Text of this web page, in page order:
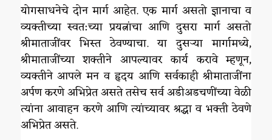
योगसाधनेचे दोन मार्ग आहेत. एक मार्ग असतो ज्ञानाचा व
व्यक्तीच्या स्वत:च्या प्रयत्नांचा आणि दुसरा मार्ग असतो
श्रीमाताजींवर भिस्त ठेवण्याचा. या दुसऱ्या मार्गामध्ये,
श्रीमाताजींच्या शक्तीने आपल्यावर कार्य करावे म्हणून,
व्यक्तीने आपले मन व हृदय आणि सर्वकाही श्रीमाताजींना
अर्पण करणे अभिप्रेत असते तसेच सर्व अडीअडचणींच्या वेळी
त्यांना आवाहन करणे आणि त्यांच्यावर श्रद्धा व भक्ती ठेवणे
अभिप्रेत असते.